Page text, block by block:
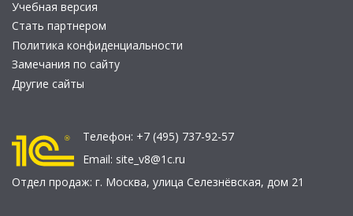
Учебная версия
Стать партнером
Политика конфиденциальности
Замечания по сайту
Другие сайты
Телефон: +7 (495) 737-92-57
Email: site_v8@1c.ru
Отдел продаж: г. Москва, улица Селезнёвская, дом 21